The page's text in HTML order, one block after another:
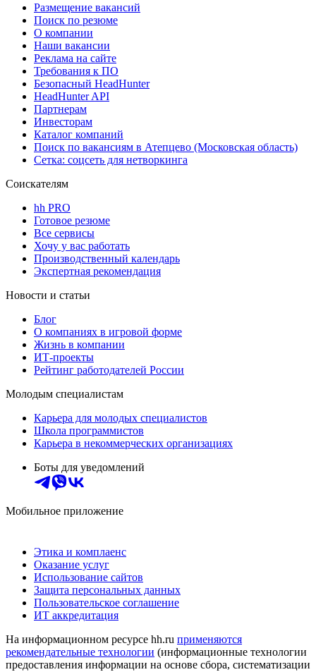
Размещение вакансий
Поиск по резюме
О компании
Наши вакансии
Реклама на сайте
Требования к ПО
Безопасный HeadHunter
HeadHunter API
Партнерам
Инвесторам
Каталог компаний
Поиск по вакансиям в Атепцево (Московская область)
Сетка: соцсеть для нетворкинга
Соискателям
hh PRO
Готовое резюме
Все сервисы
Хочу у вас работать
Производственный календарь
Экспертная рекомендация
Новости и статьи
Блог
О компаниях в игровой форме
Жизнь в компании
ИТ-проекты
Рейтинг работодателей России
Молодым специалистам
Карьера для молодых специалистов
Школа программистов
Карьера в некоммерческих организациях
Боты для уведомлений
Мобильное приложение
Этика и комплаенс
Оказание услуг
Использование сайтов
Защита персональных данных
Пользовательское соглашение
ИТ аккредитация
На информационном ресурсе hh.ru применяются
рекомендательные технологии (информационные технологии
предоставления информации на основе сбора, систематизации